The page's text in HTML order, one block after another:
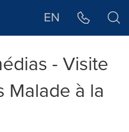
EN
- Visite
Malade à la